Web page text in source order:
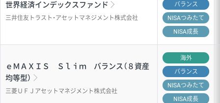
世界経済インデックスファンド
三井住友トラスト・アセットマネジメント株式会社
バランス
NISAつみたて
NISA成長
ｅＭＡＸＩＳ Ｓｌｉｍ バランス（８資産
均等型）
三菱ＵＦＪアセットマネジメント株式会社
海外
バランス
NISAつみたて
NISA成長